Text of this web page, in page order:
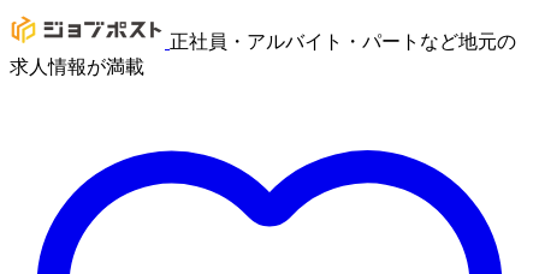
正社員・アルバイト・パートなど地元の
求人情報が満載